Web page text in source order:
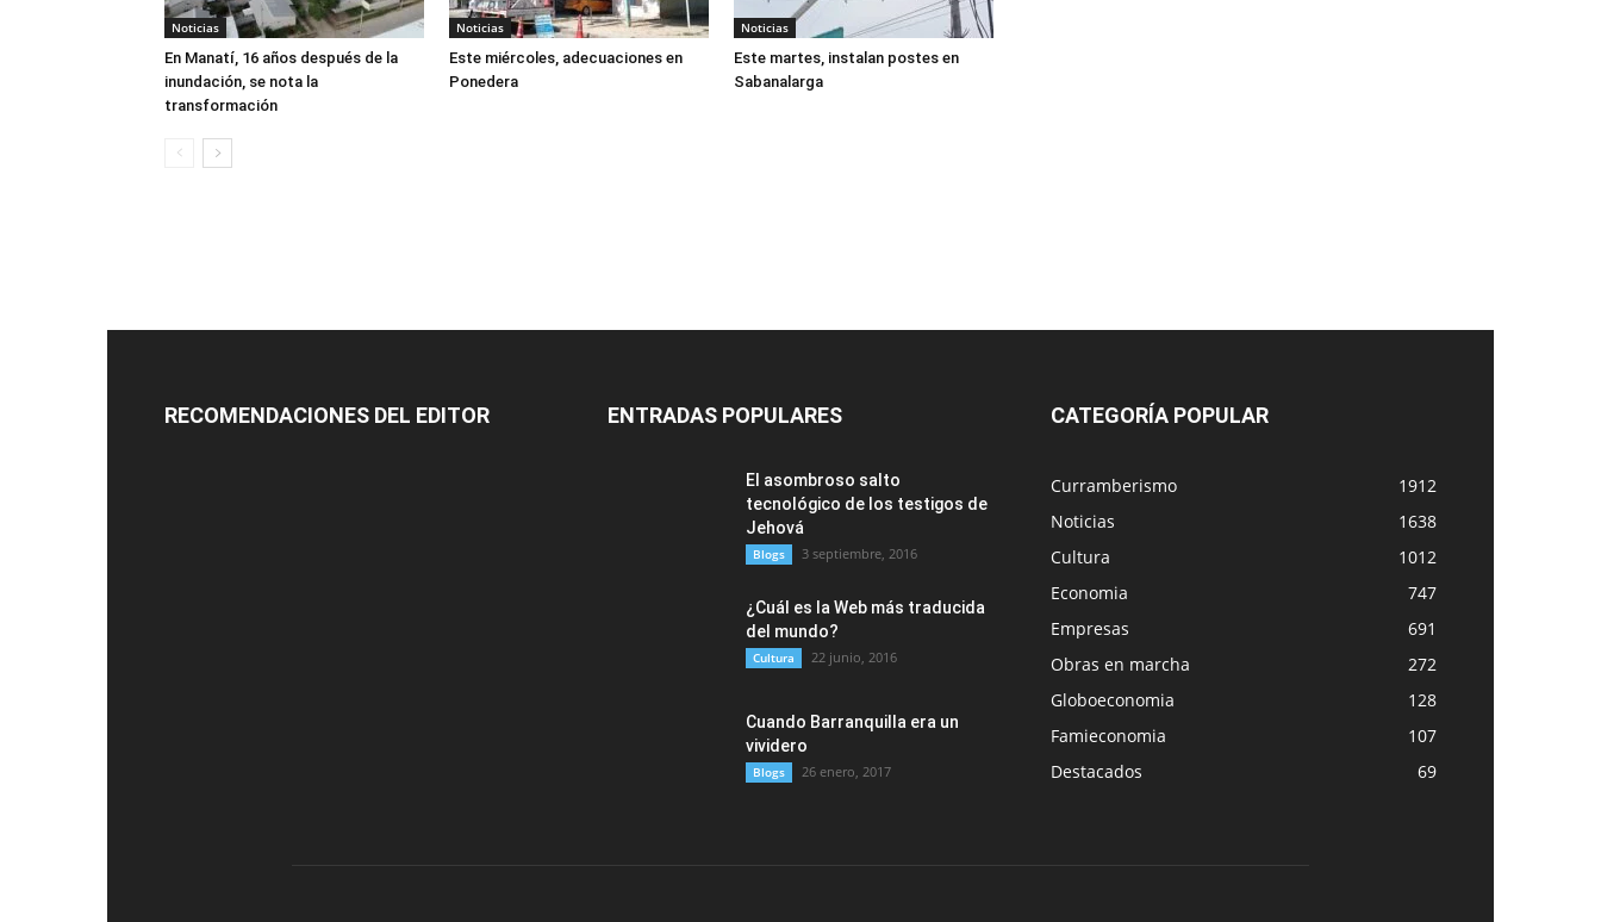
Noticias
En Manatí, 16 años después de la
inundación, se nota la
transformación
Noticias
Este miércoles, adecuaciones en
Ponedera
Noticias
Este martes, instalan postes en
Sabanalarga
RECOMENDACIONES DEL EDITOR ENTRADAS POPULARES
El asombroso salto
tecnológico de los testigos de
Jehová
Blogs 3 septiembre, 2016
¿Cuál es la Web más traducida
del mundo?
Cultura 22 junio, 2016
Cuando Barranquilla era un
vividero
Blogs 26 enero, 2017
CATEGORÍA POPULAR
Curramberismo
1912
Noticias
1638
Cultura
1012
Economia
747
Empresas
691
Obras en marcha
272
Globoeconomia
128
Famieconomia
107
Destacados
69